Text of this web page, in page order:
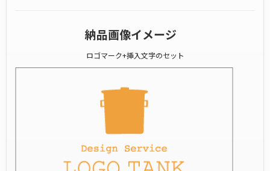
納品画像イメージ
ロゴマーク+挿入文字のセット